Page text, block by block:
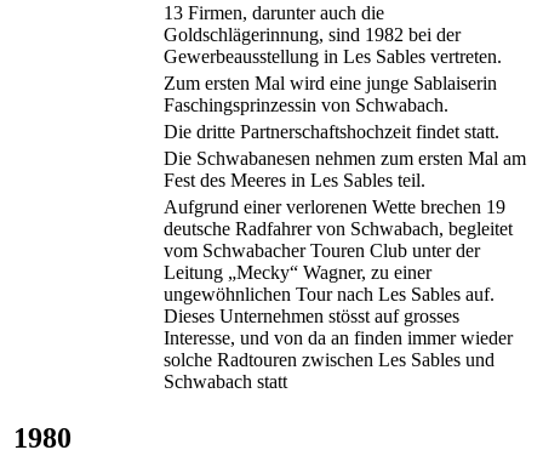
13 Firmen, darunter auch die
Goldschlägerinnung, sind 1982 bei der
Gewerbeausstellung in Les Sables vertreten.
Zum ersten Mal wird eine junge Sablaiserin
Faschingsprinzessin von Schwabach.
Die dritte Partnerschaftshochzeit findet statt.
Die Schwabanesen nehmen zum ersten Mal am
Fest des Meeres in Les Sables teil.
Aufgrund einer verlorenen Wette brechen 19
deutsche Radfahrer von Schwabach, begleitet
vom Schwabacher Touren Club unter der
Leitung „Mecky“ Wagner, zu einer
ungewöhnlichen Tour nach Les Sables auf.
Dieses Unternehmen stösst auf grosses
Interesse, und von da an finden immer wieder
solche Radtouren zwischen Les Sables und
Schwabach statt
1980